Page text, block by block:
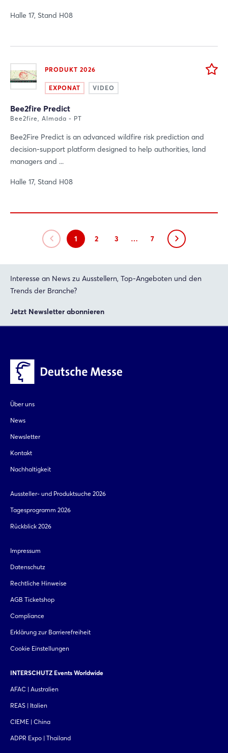
Halle 17, Stand H08
PRODUKT 2026
EXPONAT VIDEO
Bee2fire Predict
Bee2fire, Almada - PT
Bee2Fire Predict is an advanced wildfire risk prediction and
decision‑support platform designed to help authorities, land
managers and ...
Halle 17, Stand H08
1 2 3 … 7
Interesse an News zu Ausstellern, Top-Angeboten und den
Trends der Branche?
Jetzt Newsletter abonnieren
Über uns
News
Newsletter
Kontakt
Nachhaltigkeit
Aussteller- und Produktsuche 2026
Tagesprogramm 2026
Rückblick 2026
Impressum
Datenschutz
Rechtliche Hinweise
AGB Ticketshop
Compliance
Erklärung zur Barrierefreiheit
Cookie Einstellungen
INTERSCHUTZ Events Worldwide
AFAC | Australien
REAS | Italien
CIEME | China
ADPR Expo | Thailand